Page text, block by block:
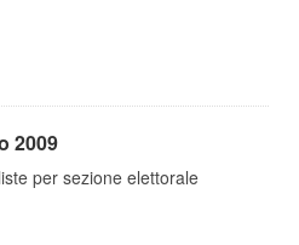
2009
per sezione elettorale